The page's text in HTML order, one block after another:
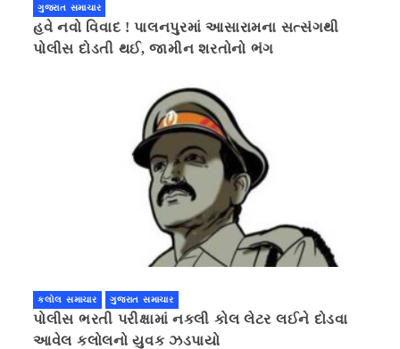
ગુજરાત સમાચાર
હવે નવો વિવાદ ! પાલનપુરમાં આસારામના સત્સંગથી
પોલીસ દોડતી થઈ, જામીન શરતોનો ભંગ
કલોલ સમાચાર ગુજરાત સમાચાર
પોલીસ ભરતી પરીક્ષામાં નકલી કોલ લેટર લઈને દોડવા
આવેલ કલોલનો યુવક ઝડપાયો